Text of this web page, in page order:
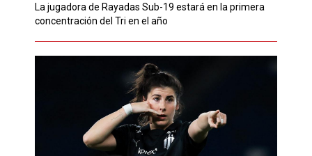
La jugadora de Rayadas Sub-19 estará en la primera
concentración del Tri en el año